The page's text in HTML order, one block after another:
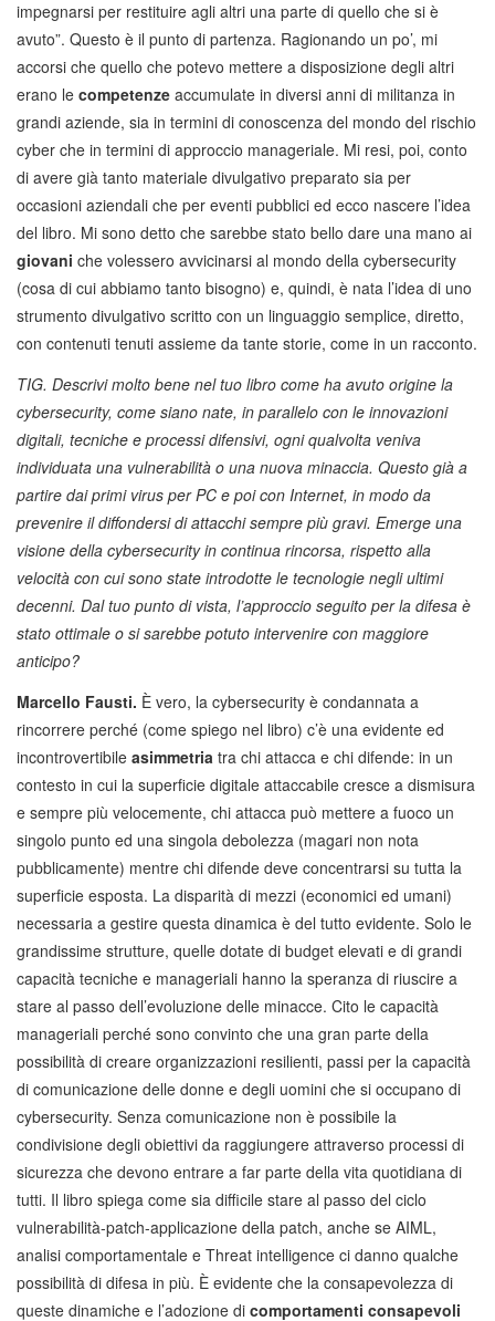
impegnarsi per restituire agli altri una parte di quello che si è
avuto”. Questo è il punto di partenza. Ragionando un po’, mi
accorsi che quello che potevo mettere a disposizione degli altri
erano le competenze accumulate in diversi anni di militanza in
grandi aziende, sia in termini di conoscenza del mondo del rischio
cyber che in termini di approccio manageriale. Mi resi, poi, conto
di avere già tanto materiale divulgativo preparato sia per
occasioni aziendali che per eventi pubblici ed ecco nascere l’idea
del libro. Mi sono detto che sarebbe stato bello dare una mano ai
giovani che volessero avvicinarsi al mondo della cybersecurity
(cosa di cui abbiamo tanto bisogno) e, quindi, è nata l’idea di uno
strumento divulgativo scritto con un linguaggio semplice, diretto,
con contenuti tenuti assieme da tante storie, come in un racconto.
TIG. Descrivi molto bene nel tuo libro come ha avuto origine la
cybersecurity, come siano nate, in parallelo con le innovazioni
digitali, tecniche e processi difensivi, ogni qualvolta veniva
individuata una vulnerabilità o una nuova minaccia. Questo già a
partire dai primi virus per PC e poi con Internet, in modo da
prevenire il diffondersi di attacchi sempre più gravi. Emerge una
visione della cybersecurity in continua rincorsa, rispetto alla
velocità con cui sono state introdotte le tecnologie negli ultimi
decenni. Dal tuo punto di vista, l’approccio seguito per la difesa è
stato ottimale o si sarebbe potuto intervenire con maggiore
anticipo?
Marcello Fausti. È vero, la cybersecurity è condannata a
rincorrere perché (come spiego nel libro) c’è una evidente ed
incontrovertibile asimmetria tra chi attacca e chi difende: in un
contesto in cui la superficie digitale attaccabile cresce a dismisura
e sempre più velocemente, chi attacca può mettere a fuoco un
singolo punto ed una singola debolezza (magari non nota
pubblicamente) mentre chi difende deve concentrarsi su tutta la
superficie esposta. La disparità di mezzi (economici ed umani)
necessaria a gestire questa dinamica è del tutto evidente. Solo le
grandissime strutture, quelle dotate di budget elevati e di grandi
capacità tecniche e manageriali hanno la speranza di riuscire a
stare al passo dell’evoluzione delle minacce. Cito le capacità
manageriali perché sono convinto che una gran parte della
possibilità di creare organizzazioni resilienti, passi per la capacità
di comunicazione delle donne e degli uomini che si occupano di
cybersecurity. Senza comunicazione non è possibile la
condivisione degli obiettivi da raggiungere attraverso processi di
sicurezza che devono entrare a far parte della vita quotidiana di
tutti. Il libro spiega come sia difficile stare al passo del ciclo
vulnerabilità-patch-applicazione della patch, anche se AIML,
analisi comportamentale e Threat intelligence ci danno qualche
possibilità di difesa in più. È evidente che la consapevolezza di
queste dinamiche e l’adozione di comportamenti consapevoli